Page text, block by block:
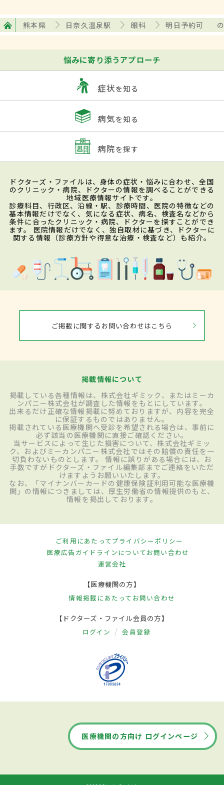
熊本県 日奈久温泉駅 眼科 明日予約可
悩みに寄り添うアプローチ
症状を知る
病気を知る
病院を探す
ドクターズ・ファイルは、身体の症状・悩みに合わせ、全国
のクリニック・病院、ドクターの情報を調べることができる
地域医療情報サイトです。
診療科目、行政区、沿線・駅、診療時間、医院の特徴などの
基本情報だけでなく、気になる症状、病名、検査名などから
条件に合ったクリニック・病院、ドクターを探すことができ
ます。 医院情報だけでなく、独自取材に基づき、ドクターに
関する情報（診療方針や得意な治療・検査など）も紹介。
ご掲載に関するお問い合わせはこちら
掲載情報について
掲載している各種情報は、株式会社ギミック、またはミーカ
ンパニー株式会社が調査した情報をもとにしています。
出来るだけ正確な情報掲載に努めておりますが、内容を完全
に保証するものではありません。
掲載されている医療機関へ受診を希望される場合は、事前に
必ず該当の医療機関に直接ご確認ください。
当サービスによって生じた損害について、株式会社ギミッ
ク、およびミーカンパニー株式会社ではその賠償の責任を一
切負わないものとします。 情報に誤りがある場合には、お
手数ですがドクターズ・ファイル編集部までご連絡をいただ
けますようお願いいたします。
なお、「マイナンバーカードの健康保険証利用可能な医療機
関」の情報につきましては、厚生労働省の情報提供のもと、
情報を掲出しております。
ご利用にあたってプライバシーポリシー
医療広告ガイドラインについてお問い合わせ
運営会社
【医療機関の方】
情報掲載にあたって お問い合わせ
【ドクターズ・ファイル会員の方】
ログイン 会員登録
医療機関の方向け ログインページ